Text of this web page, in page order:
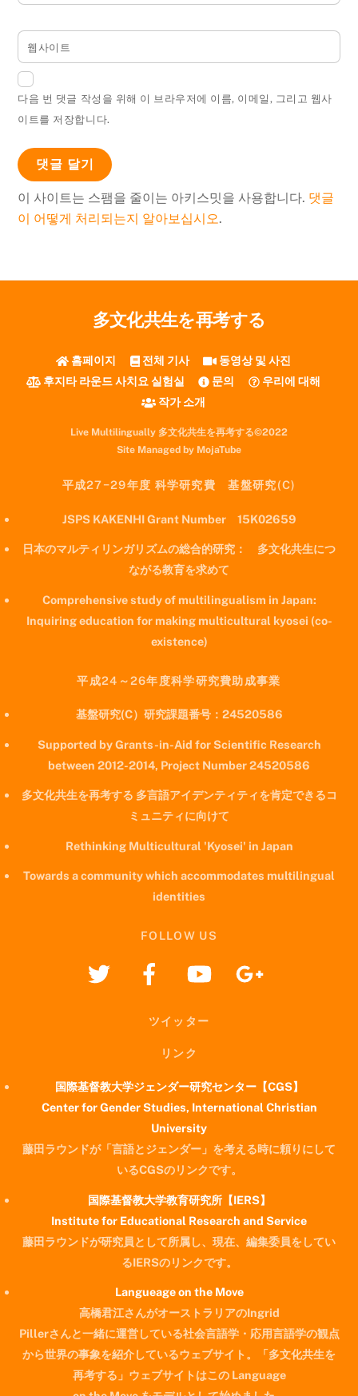
웹사이트
다음 번 댓글 작성을 위해 이 브라우저에 이름, 이메일, 그리고 웹사
이트를 저장합니다.
이 사이트는 스팸을 줄이는 아키스밋을 사용합니다. 댓글
이 어떻게 처리되는지 알아보십시오.
多文化共生を再考する
홈페이지 전체 기사
동영상 및 사진
후지타 라운드 사치요 실험실
문의
우리에 대해
작가 소개
Live Multilingually 多文化共生を再考する©2022
Site Managed by MojaTube
平成27−29年度 科学研究費 基盤研究(C)
JSPS KAKENHI Grant Number 15K02659
日本のマルティリンガリズムの総合的研究： 多文化共生につ
ながる教育を求めて
Comprehensive study of multilingualism in Japan:
Inquiring education for making multicultural kyosei (co-
existence)
平成24～26年度科学研究費助成事業
基盤研究(C）研究課題番号：24520586
Supported by Grants-in-Aid for Scientific Research
between 2012-2014, Project Number 24520586
多文化共生を再考する 多言語アイデンティティを肯定できるコ
ミュニティに向けて
Rethinking Multicultural 'Kyosei' in Japan
Towards a community which accommodates multilingual
identities
FOLLOW US
ツイッター
リンク
国際基督教大学ジェンダー研究センター【CGS】
Center for Gender Studies, International Christian
University
藤田ラウンドが「言語とジェンダー」を考える時に頼りにして
いるCGSのリンクです。
国際基督教大学教育研究所【IERS】
Institute for Educational Research and Service
藤田ラウンドが研究員として所属し、現在、編集委員をしてい
るIERSのリンクです。
Langueage on the Move
高橋君江さんがオーストラリアのIngrid
Pillerさんと一緒に運営している社会言語学・応用言語学の観点
から世界の事象を紹介しているウェブサイト。「多文化共生を
再考する」ウェブサイトはこの Language